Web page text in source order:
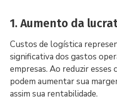
1. Aumento da
Custos de logística
significativa dos gastos
empresas. Ao reduzir esses
podem aumentar sua
assim sua rentabilidade.